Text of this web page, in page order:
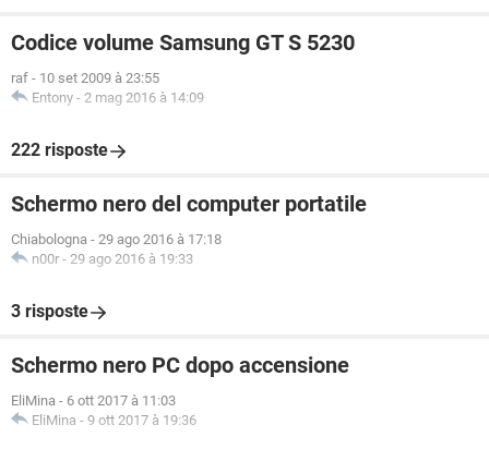
Codice volume Samsung GT S 5230
raf - 10 set 2009 à 23:55
Entony - 2 mag 2016 à 14:09
222 risposte
Schermo nero del computer portatile
Chiabologna - 29 ago 2016 à 17:18
n00r - 29 ago 2016 à 19:33
3 risposte
Schermo nero PC dopo accensione
EliMina - 6 ott 2017 à 11:03
EliMina - 9 ott 2017 à 19:36